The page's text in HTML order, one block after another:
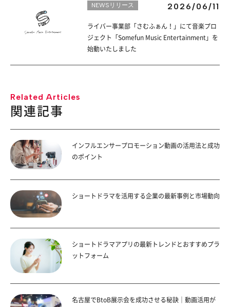
NEWSリリース 2026/06/11
ライバー事業部「さむふぁん！」にて音楽プロ
ジェクト「Somefun Music Entertainment」を
始動いたしました
Related Articles
関連記事
インフルエンサープロモーション動画の活用法と成功
のポイント
ショートドラマを活用する企業の最新事例と市場動向
ショートドラマアプリの最新トレンドとおすすめプラ
ットフォーム
名古屋でBtoB展示会を成功させる秘訣｜動画活用が